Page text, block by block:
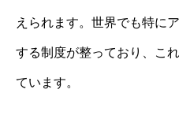
えられます。世界でも特に
する制度が整っており、こ
ています。